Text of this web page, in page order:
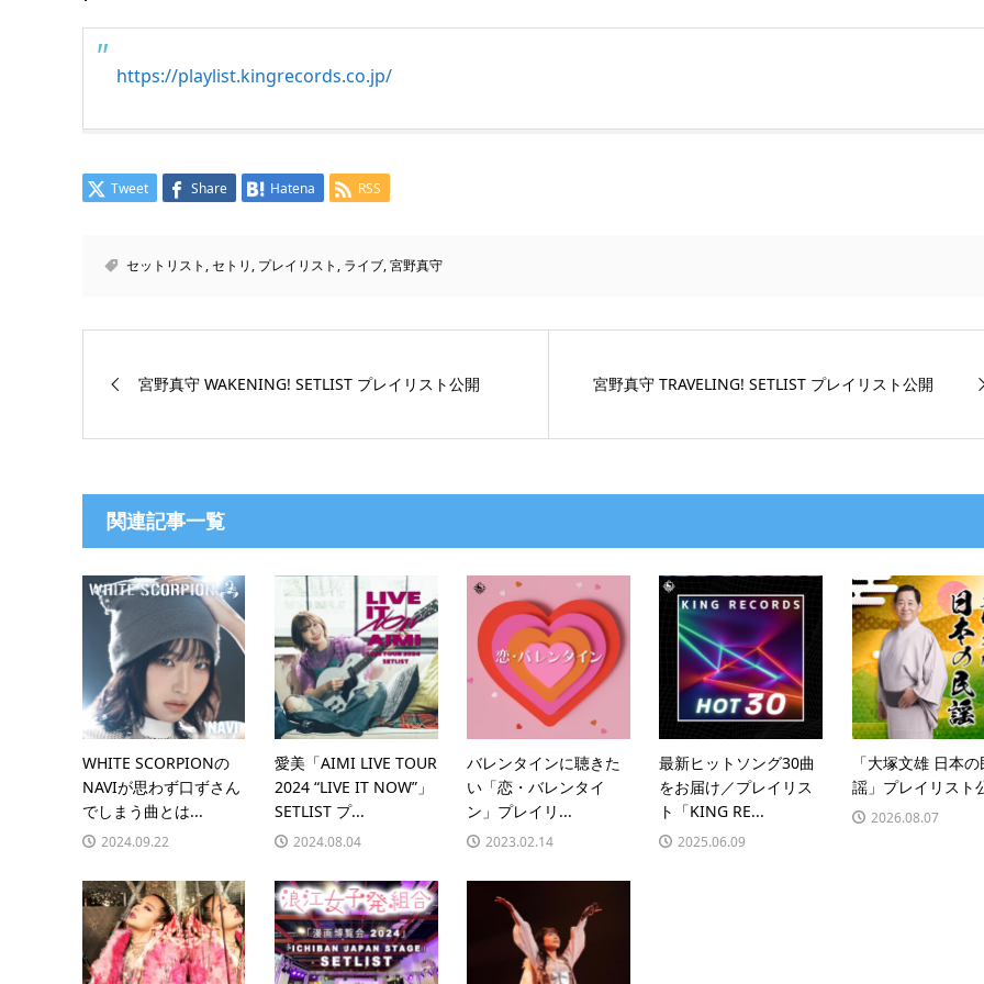
https://playlist.kingrecords.co.jp/
Tweet Share Hatena RSS
セットリスト ,セトリ , プレイリスト , ライブ,宮野真守
宮野真守 WAKENING! SETLIST プレイリスト公開 宮野真守 TRAVELING! SETLIST プレイリスト公開
関連記事一覧
WHITE SCORPIONの
NAVIが思わず口ずさん
でしまう曲とは...
2024.09.22
愛美「AIMI LIVE TOUR
2024 “LIVE IT NOW”」
SETLIST プ...
2024.08.04
バレンタインに聴きた
い「恋・バレンタイ
ン」プレイリ...
2023.02.14
最新ヒットソング30曲
をお届け／プレイリス
ト「KING RE...
2025.06.09
「大塚文雄 日本の
謡」プレイリスト
2026.08.07